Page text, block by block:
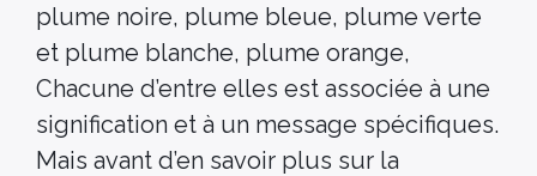
plume noire, plume bleue, plume verte
et plume blanche, plume orange,
Chacune d’entre elles est associée à une
signification et à un message spécifiques.
Mais avant d’en savoir plus sur la